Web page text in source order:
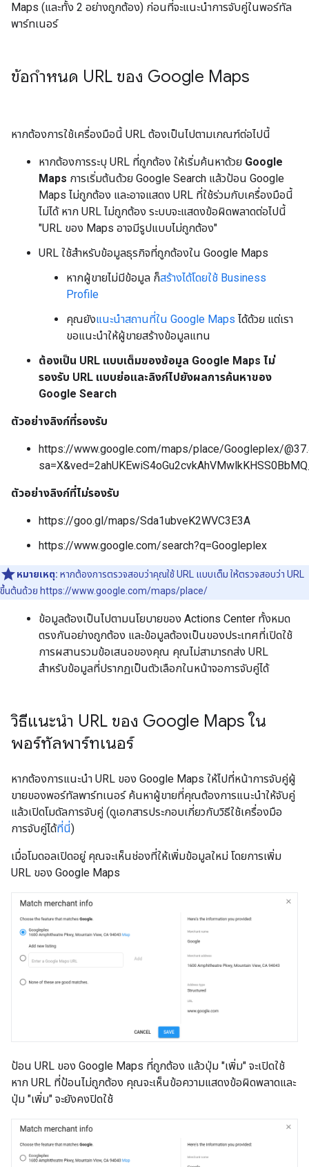
Maps (และทั้ง 2 อย่างถูกต้อง) ก่อนที่จะแนะนำการจับคู่ในพอร์ทัล
พาร์ทเนอร์
ข้อกำหนด URL ของ Google Maps
หากต้องการใช้เครื่องมือนี้ URL ต้องเป็นไปตามเกณฑ์ต่อไปนี้
หากต้องการระบุ URL ที่ถูกต้อง ให้เริ่มค้นหาด้วย Google
Maps การเริ่มต้นด้วย Google Search แล้วป้อน Google
Maps ไม่ถูกต้อง และอาจแสดง URL ที่ใช้ร่วมกับเครื่องมือนี้
ไม่ได้ หาก URL ไม่ถูกต้อง ระบบจะแสดงข้อผิดพลาดต่อไปนี้
"URL ของ Maps อาจมีรูปแบบไม่ถูกต้อง"
URL ใช้สำหรับข้อมูลธุรกิจที่ถูกต้องใน Google Maps
หากผู้ขายไม่มีข้อมูล ก็สร้างได้โดยใช้ Business
Profile
คุณยังแนะนําสถานที่ใน Google Maps ได้ด้วย แต่เรา
ขอแนะนําให้ผู้ขายสร้างข้อมูลแทน
ต้องเป็น URL แบบเต็มของข้อมูล Google Maps ไม่
รองรับ URL แบบย่อและลิงก์ไปยังผลการค้นหาของ
Google Search
ตัวอย่างลิงก์ที่รองรับ
https://www.google.com/maps/place/Googleplex/
ตัวอย่างลิงก์ที่ไม่รองรับ
https://goo.gl/maps/Sda1ubveK2WVC3E3A
https://www.google.com/search?q=Googleplex
หมายเหตุ: หากต้องการตรวจสอบว่าคุณใช้ URL แบบเต็ม ให้ตรวจสอบว่า URL
ขึ้นต้นด้วย https://www.google.com/maps/place/
ข้อมูลต้องเป็นไปตามนโยบายของ Actions Center ทั้งหมด
ตรงกันอย่างถูกต้อง และข้อมูลต้องเป็นของประเทศที่เปิดใช้
การผสานรวมข้อเสนอของคุณ คุณไม่สามารถส่ง URL
สำหรับข้อมูลที่ปรากฏเป็นตัวเลือกในหน้าจอการจับคู่ได้
วิธีแนะนำ URL ของ Google Maps ใน
พอร์ทัลพาร์ทเนอร์
หากต้องการแนะนำ URL ของ Google Maps ให้ไปที่หน้าการจับคู่ผู้
ขายของพอร์ทัลพาร์ทเนอร์ ค้นหาผู้ขายที่คุณต้องการแนะนำให้จับคู่
แล้วเปิดโมดัลการจับคู่ (ดูเอกสารประกอบเกี่ยวกับวิธีใช้เครื่องมือ
การจับคู่ได้ที่นี่)
เมื่อโมดอลเปิดอยู่ คุณจะเห็นช่องที่ให้เพิ่มข้อมูลใหม่ โดยการเพิ่ม
URL ของ Google Maps
ป้อน URL ของ Google Maps ที่ถูกต้อง แล้วปุ่ม "เพิ่ม" จะเปิดใช้
หาก URL ที่ป้อนไม่ถูกต้อง คุณจะเห็นข้อความแสดงข้อผิดพลาดและ
ปุ่ม "เพิ่ม" จะยังคงปิดใช้